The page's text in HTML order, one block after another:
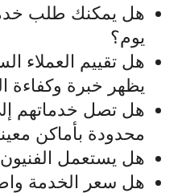
هل يمكنك طلب
يوم؟
هل تقييم العملاء
يظهر خبرة وكفاءة
هل تصل خدماتهم
محدودة بأماكن
هل يستعمل
هل سعر الخدمة